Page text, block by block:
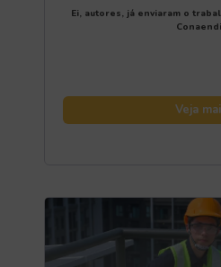
Ei, autores, já enviaram o
Veja